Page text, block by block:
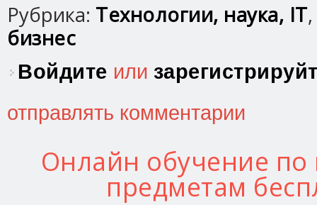
Рубрика: Технологии, наука, IT,
бизнес
Войдите или
отправлять комментарии
Онлайн обучение
предметам